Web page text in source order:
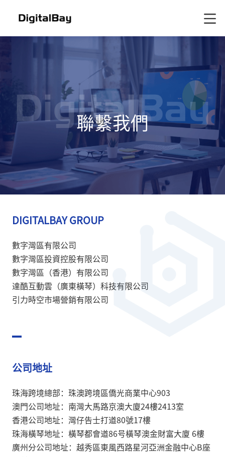
聯繫我們
DIGITALBAY GROUP
數字灣區有限公司
數字灣區投資控股有限公司
數字灣區（香港）有限公司
達酷互動雲（廣東橫琴）科技有限公司
引力時空市場營銷有限公司
公司地址
珠海跨境總部：珠澳跨境區僑光商業中心903
澳門公司地址：南灣大馬路京澳大廈24樓2413室
香港公司地址：灣仔告士打道80號17樓
珠海橫琴地址：橫琴都會道86号橫琴澳金財富大廈 6樓
廣州分公司地址：越秀區東風西路星河亞洲金融中心B座